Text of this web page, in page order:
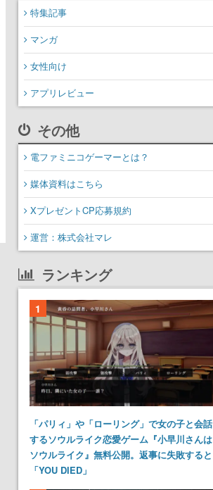
特集記事
マンガ
女性向け
アプリレビュー
その他
電ファミニコゲーマーとは？
媒体資料はこちら
XプレゼントCP応募規約
運営：株式会社マレ
ランキング
1
「パリィ」や「ローリング」で女の子と会話
するソウルライク恋愛ゲーム『小早川さんは
ソウルライク』無料公開。返事に失敗すると
「YOU DIED」